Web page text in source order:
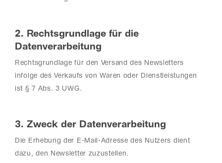
2. Rechtsgrundlage für die
Datenverarbeitung
Rechtsgrundlage für den Versand des Newsletters
infolge des Verkaufs von Waren oder Dienstleistungen
ist § 7 Abs. 3 UWG.
3. Zweck der Datenverarbeitung
Die Erhebung der E-Mail-Adresse des Nutzers dient
dazu, den Newsletter zuzustellen.